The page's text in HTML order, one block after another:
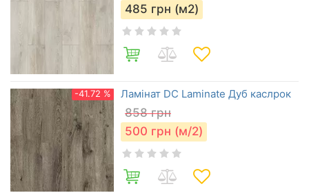
485 грн (м2)
-41.72 % Ламінат DC Laminate Дуб каслрок
858 грн
500 грн (м/2)